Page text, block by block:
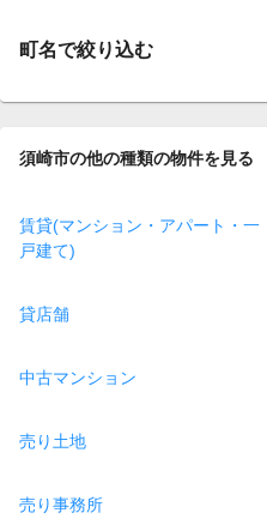
町名で絞り込む
須崎市の他の種類の物件を見る
賃貸(マンション・アパート・一
戸建て)
貸店舗
中古マンション
売り土地
売り事務所